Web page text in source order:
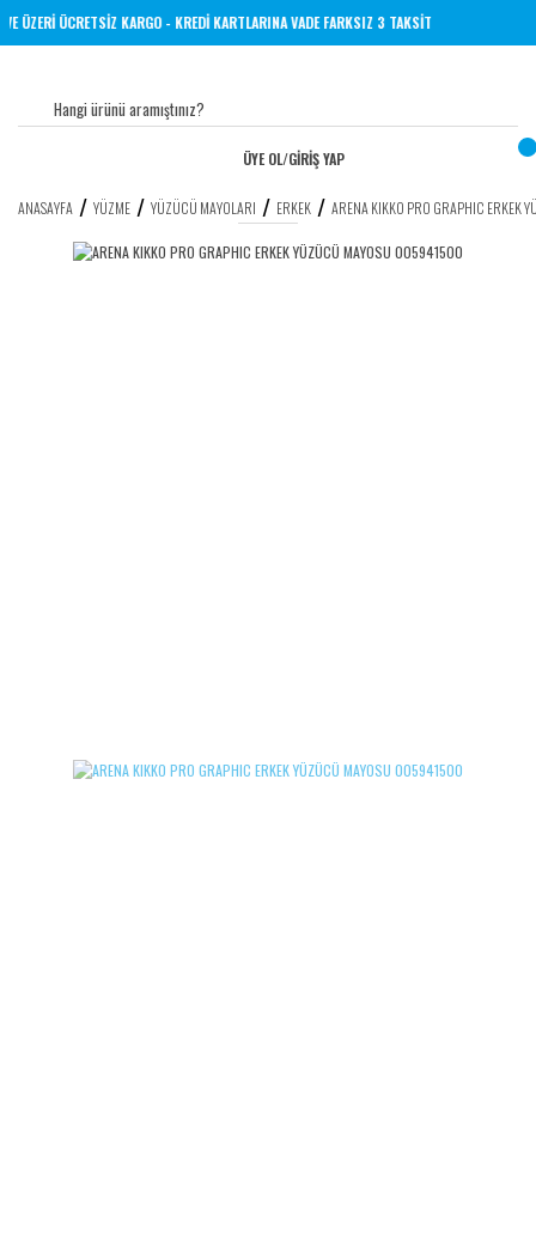
VE ÜZERİ ÜCRETSİZ KARGO - KREDİ KARTLARINA VADE FARKSIZ 3 TAKSİT
ÜYE OL/GİRİŞ YAP
ANASAYFA YÜZME YÜZÜCÜ MAYOLARI ERKEK ARENA KIKKO PRO GRAPHIC